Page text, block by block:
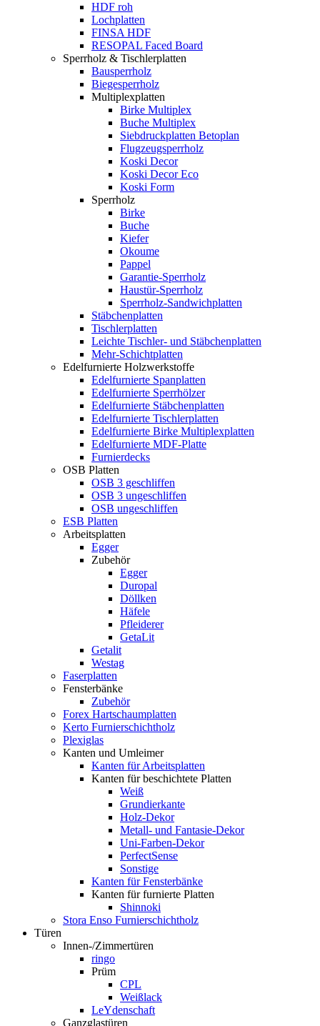
HDF roh
Lochplatten
FINSA HDF
RESOPAL Faced Board
Sperrholz & Tischlerplatten
Bausperrholz
Biegesperrholz
Multiplexplatten
Birke Multiplex
Buche Multiplex
Siebdruckplatten Betoplan
Flugzeugsperrholz
Koski Decor
Koski Decor Eco
Koski Form
Sperrholz
Birke
Buche
Kiefer
Okoume
Pappel
Garantie-Sperrholz
Haustür-Sperrholz
Sperrholz-Sandwichplatten
Stäbchenplatten
Tischlerplatten
Leichte Tischler- und Stäbchenplatten
Mehr-Schichtplatten
Edelfurnierte Holzwerkstoffe
Edelfurnierte Spanplatten
Edelfurnierte Sperrhölzer
Edelfurnierte Stäbchenplatten
Edelfurnierte Tischlerplatten
Edelfurnierte Birke Multiplexplatten
Edelfurnierte MDF-Platte
Furnierdecks
OSB Platten
OSB 3 geschliffen
OSB 3 ungeschliffen
OSB ungeschliffen
ESB Platten
Arbeitsplatten
Egger
Zubehör
Egger
Duropal
Döllken
Häfele
Pfleiderer
GetaLit
Getalit
Westag
Faserplatten
Fensterbänke
Zubehör
Forex Hartschaumplatten
Kerto Furnierschichtholz
Plexiglas
Kanten und Umleimer
Kanten für Arbeitsplatten
Kanten für beschichtete Platten
Weiß
Grundierkante
Holz-Dekor
Metall- und Fantasie-Dekor
Uni-Farben-Dekor
PerfectSense
Sonstige
Kanten für Fensterbänke
Kanten für furnierte Platten
Shinnoki
Stora Enso Furnierschichtholz
Türen
Innen-/Zimmertüren
ringo
Prüm
CPL
Weißlack
LeYdenschaft
Ganzglastüren